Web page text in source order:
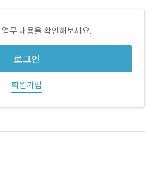
무 내용을 확인해보세요.
로그인
회원가입